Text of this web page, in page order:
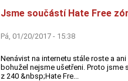
Jsme součástí Hate Free
Pá, 01/20/2017 - 15:38
Nenávist na internetu stále roste a
bohužel nejsme ušetřeni. Proto jsme
z 240 &nbsp;Hate Fre...